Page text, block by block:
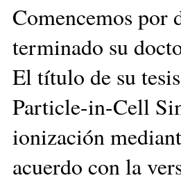
Comencemos por
terminado su
El título de su
Particle-in-Cell
ionización
acuerdo con la